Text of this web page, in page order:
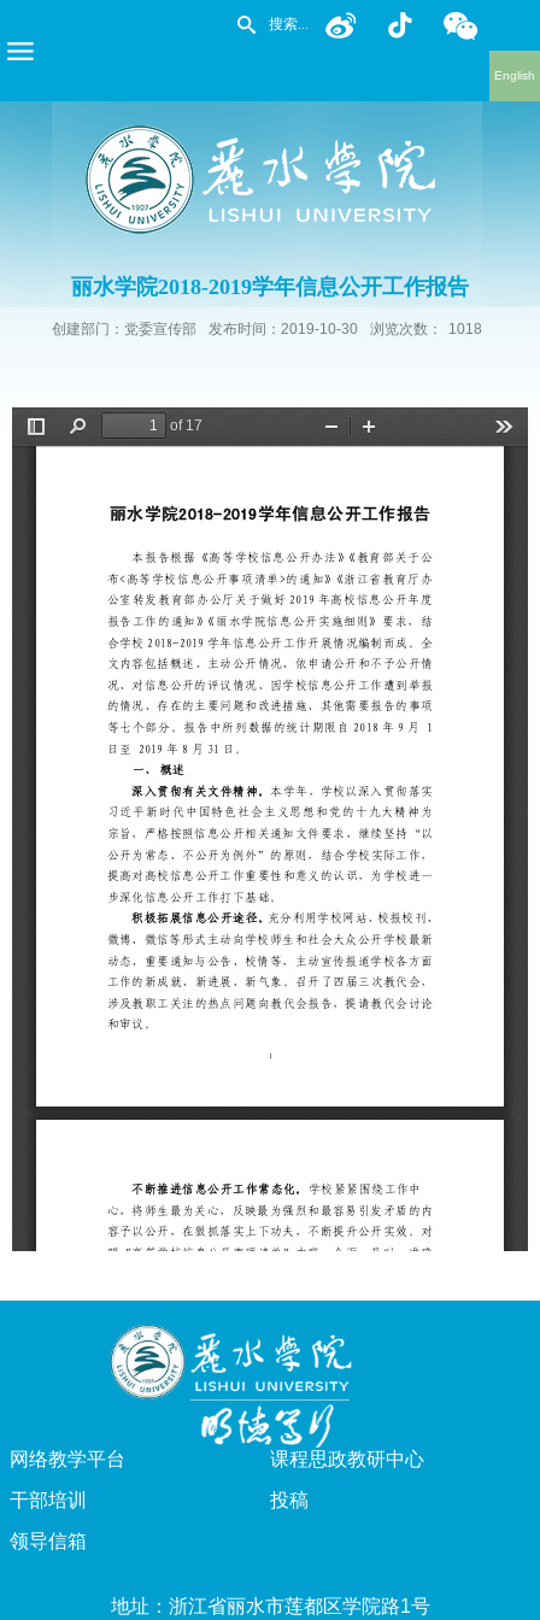
English
丽水学院2018-2019学年信息公开工作报告
创建部门：党委宣传部 发布时间：2019-10-30 浏览次数： 1018
网络教学平台
课程思政教研中心
干部培训
投稿
领导信箱
地址：浙江省丽水市莲都区学院路1号